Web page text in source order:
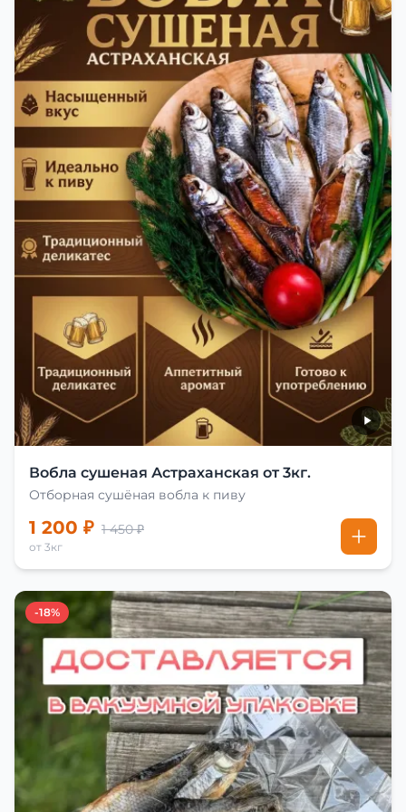
Вобла сушеная Астраханская от 3кг.
Отборная сушёная вобла к пиву
1 200 ₽ 1 450 ₽
от 3кг
-18%